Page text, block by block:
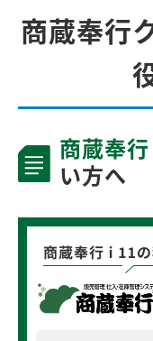
商蔵奉行
商蔵奉
い方へ